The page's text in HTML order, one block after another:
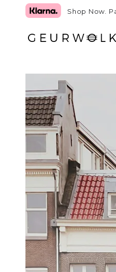
GA NAAR TEKSTShop Now.
GA NAAR